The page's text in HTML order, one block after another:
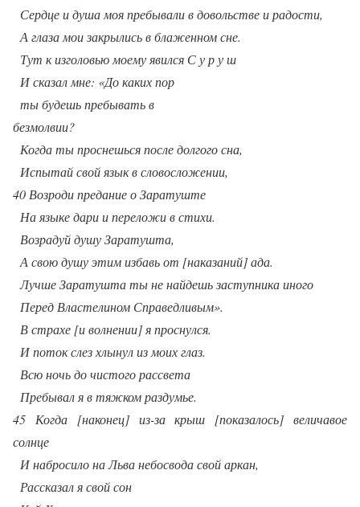
Сердце и душа моя пребывали в довольстве и радости,
А глаза мои закрылись в блаженном сне.
Тут к изголовью моему явился С у р у ш
И сказал мне: «До каких пор
ты будешь пребывать в
безмолвии?
Когда ты проснешься после долгого сна,
Испытай свой язык в словосложении,
40 Возроди предание о Заратуште
На языке дари и переложи в стихи.
Возрадуй душу Заратушта,
А свою душу этим избавь от [наказаний] ада.
Лучше Заратушта ты не найдешь заступника иного
Перед Властелином Справедливым».
В страхе [и волнении] я проснулся.
И поток слез хлынул из моих глаз.
Всю ночь до чистого рассвета
Пребывал я в тяжком раздумье.
45 Когда [наконец] из-за крыш [показалось] величавое
солнце
И набросило на Льва небосвода свой аркан,
Рассказал я свой сон